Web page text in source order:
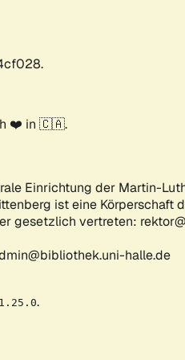
❤️ in 🇨🇦.
Einrichtung der Martin-
ist eine Körperschaft
gesetzlich vertreten:
halle.de
.